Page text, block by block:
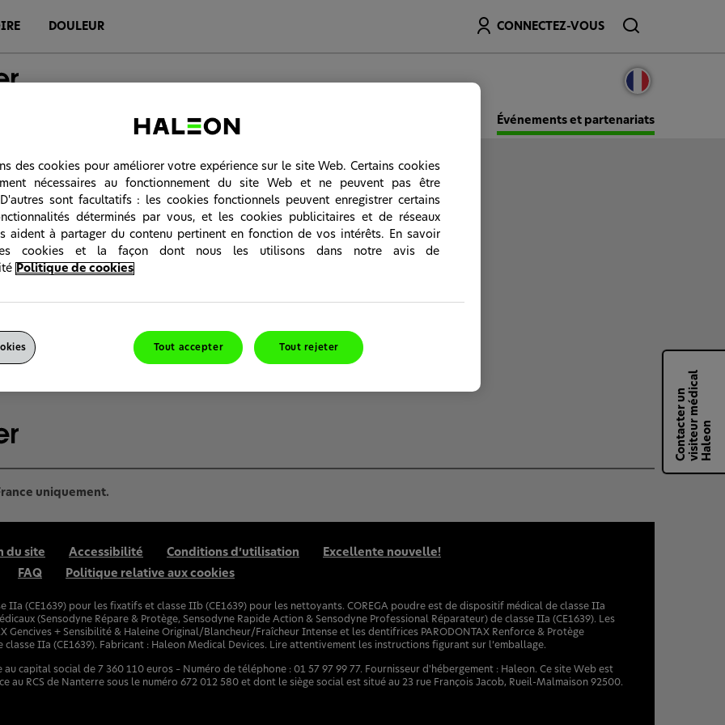
DOULEUR CONNECTEZ-VOUS
Echantillons Événements et partenariats
uniquement.
du site Accessibilité Conditions d’utilisation
Excellente nouvelle!
FAQ Politique relative aux cookies
IIa (CE1639) pour les fixatifs et classe IIb (CE1639) pour les nettoyants. COREGA poudre est de dispositif médical de classe IIa
(Sensodyne Répare & Protège, Sensodyne Rapide Action & Sensodyne Professional Réparateur) de classe IIa (CE1639). Les
Gencives + Sensibilité & Haleine Original/Blancheur/Fraîcheur Intense et les dentifrices PARODONTAX Renforce & Protège
IIa (CE1639). Fabricant : Haleon Medical Devices. Lire attentivement les instructions figurant sur l’emballage.
capital social de 7 360 110 euros – Numéro de téléphone : 01 57 97 99 77. Fournisseur d'hébergement : Haleon. Ce site Web est
au RCS de Nanterre sous le numéro 672 012 580 et dont le siège social est situé au 23 rue François Jacob, Rueil-Malmaison 92500.
C
o
n
t
a c
t
e
r
u
n
v
i
s
i
t
e
u r
m
é
d
i
c
al
H
a
l
e
o n
des cookies pour améliorer votre expérience sur le site Web. Certains cookies
nécessaires au fonctionnement du site Web et ne peuvent pas être
sont facultatifs : les cookies fonctionnels peuvent enregistrer certains
déterminés par vous, et les cookies publicitaires et de réseaux
aident à partager du contenu pertinent en fonction de vos intérêts. En savoir
cookies et la façon dont nous les utilisons dans notre avis de
Politique de cookies
Tout accepter Tout rejeter